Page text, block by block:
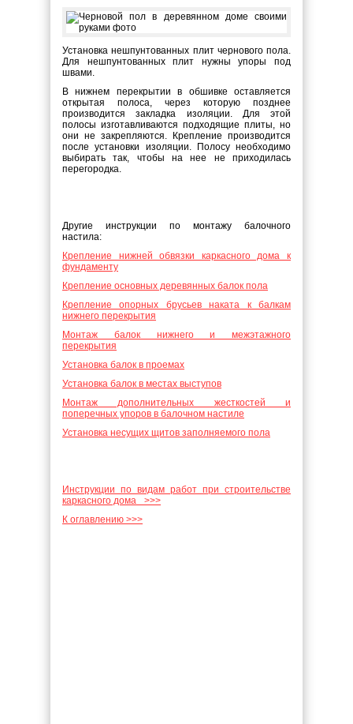
Установка нешпунтованных плит чернового пола.
Для нешпунтованных плит нужны упоры под
швами.
В нижнем перекрытии в обшивке оставляется
открытая полоса, через которую позднее
производится закладка изоляции. Для этой
полосы изготавливаются подходящие плиты, но
они не закрепляются. Крепление производится
после установки изоляции. Полосу необходимо
выбирать так, чтобы на нее не приходилась
перегородка.
Другие инструкции по монтажу балочного
настила:
Крепление нижней обвязки каркасного дома к
фундаменту
Крепление основных деревянных балок пола
Крепление опорных брусьев наката к балкам
нижнего перекрытия
Монтаж балок нижнего и межэтажного
перекрытия
Установка балок в проемах
Установка балок в местах выступов
Монтаж дополнительных жесткостей и
поперечных упоров в балочном настиле
Установка несущих щитов заполняемого пола
Инструкции по видам работ при строительстве
каркасного дома >>>
К оглавлению >>>